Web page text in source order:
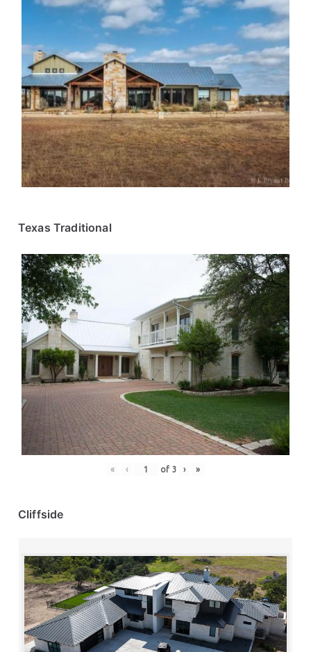
Texas Traditional
« ‹ of 3 › »
Cliffside